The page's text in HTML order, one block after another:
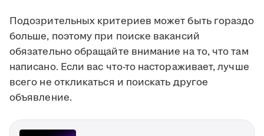
Подозрительных критериев может быть гораздо
больше, поэтому при поиске вакансий
обязательно обращайте внимание на то, что там
написано. Если вас что-то настораживает, лучше
всего не откликаться и поискать другое
объявление.